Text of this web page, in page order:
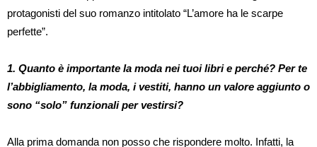
protagonisti del suo romanzo intitolato “L’amore ha le scarpe
perfette”.
1. Quanto è importante la moda nei tuoi libri e perché? Per te
l’abbigliamento, la moda, i vestiti, hanno un valore aggiunto o
sono “solo” funzionali per vestirsi?
Alla prima domanda non posso che rispondere molto. Infatti, la